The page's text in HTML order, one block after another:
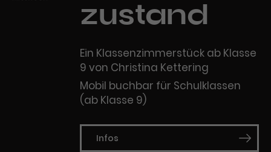
zustand
Ein Klassenzimmerstück ab Klasse
9 von Christina Kettering
Mobil buchbar für Schulklassen
(ab Klasse 9)
Infos